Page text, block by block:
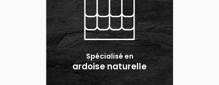
Spécialisé en
ardoise naturelle